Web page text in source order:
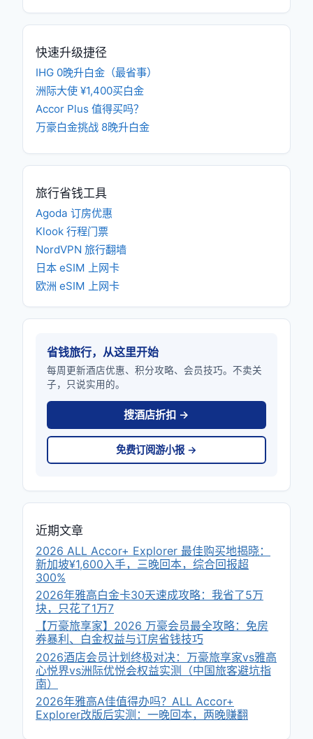
快速升级捷径
IHG 0晚升白金（最省事）
洲际大使 ¥1,400买白金
Accor Plus 值得买吗？
万豪白金挑战 8晚升白金
旅行省钱工具
Agoda 订房优惠
Klook 行程门票
NordVPN 旅行翻墙
日本 eSIM 上网卡
欧洲 eSIM 上网卡
省钱旅行，从这里开始
每周更新酒店优惠、积分攻略、会员技巧。不卖关
子，只说实用的。
搜酒店折扣 →
免费订阅游小报 →
近期文章
2026 ALL Accor+ Explorer 最佳购买地揭晓：
新加坡¥1,600入手，三晚回本，综合回报超
300%
2026年雅高白金卡30天速成攻略：我省了5万
块，只花了1万7
【万豪旅享家】2026 万豪会员最全攻略：免房
券暴利、白金权益与订房省钱技巧
2026酒店会员计划终极对决：万豪旅享家vs雅高
心悦界vs洲际优悦会权益实测（中国旅客避坑指
南）
2026年雅高A佳值得办吗？ALL Accor+
Explorer改版后实测：一晚回本，两晚赚翻